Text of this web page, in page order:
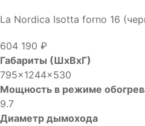
La Nordica Isotta forno 16
604 190 ₽
Габариты (ШхВхГ)
795x1244x530
Мощность в режиме
9.7
Диаметр дымохода